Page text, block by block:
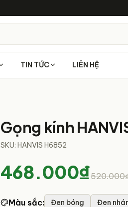
TIN TỨC LIÊN HỆ
Gọng kính
SKU:HANVIS H6852
468.000₫
Màu sắc: Đen bóng Đen